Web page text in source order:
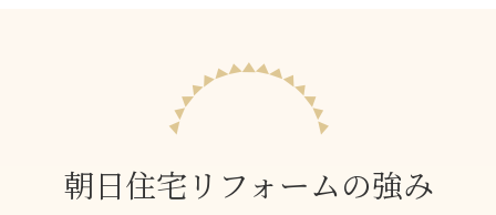
朝日住宅リフォームの強み